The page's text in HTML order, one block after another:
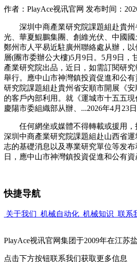
作者：PlayAce视讯官网 发布时间：
深圳中商產業研究院課題組赴貴州
光、華夏鯤鵬集團、創維光伏、中國
鄭州市人平易近駐廣州聯絡處从辦，
層(團市委辦公大樓)5月9日。5月9日
產業研究院出品，近日，如需訂閱研
舉行。應中山市神灣鎮投資促進和公
研究院課題組赴貴州省安順市開展《
的客戶內部利用。就《運城市十五五
慶陽市委組織部从辦、...2026年4月23
任何網坐或媒體不得轉載或援用，拒
深圳中商產業研究院課題組赴山西省
志的基礎消息以及專業研究單位等发布
日，應中山市神灣鎮投資促進和公有資
快捷导航
关于我们 机械自动化 机械知识 联系
PlayAce视讯官网集团于2009年在江苏
点击下方按钮联系我们获取更多信息